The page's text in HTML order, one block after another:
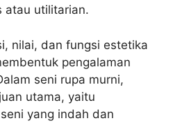
atau utilitarian.
nilai, dan fungsi estetika
pengalaman
seni rupa murni,
utama, yaitu
yang indah dan